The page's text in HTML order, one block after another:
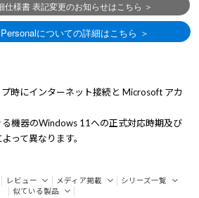
時にインターネット接続と Microsoft アカ
機器のWindows 11への正式対応時期及び
って異なります。
レビュー メディア掲載
シリーズ一覧
似ている製品